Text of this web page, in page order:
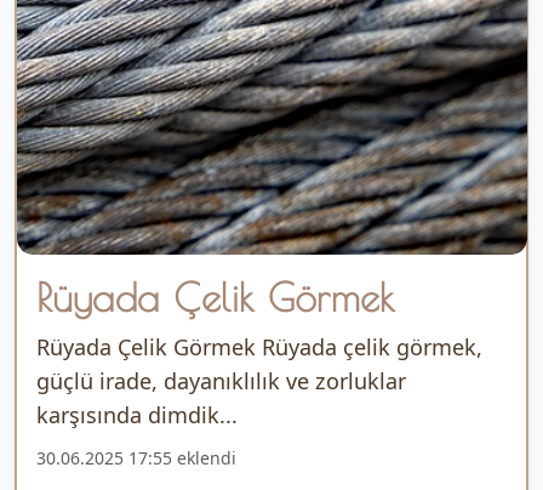
Rüyada Çelik Görmek
Rüyada Çelik Görmek Rüyada çelik görmek,
güçlü irade, dayanıklılık ve zorluklar
karşısında dimdik...
30.06.2025 17:55 eklendi